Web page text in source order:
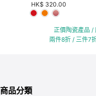
HK$ 320.00
正價陶瓷產品 /
兩件8折 / 三件7
商品分類